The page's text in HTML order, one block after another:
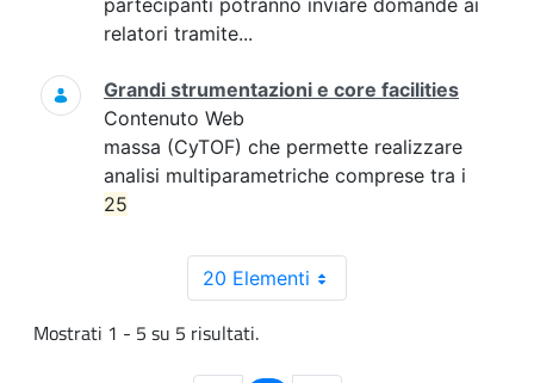
partecipanti potranno inviare domande ai
relatori tramite...
Grandi strumentazioni e core facilities
Contenuto Web
massa (CyTOF) che permette realizzare
analisi multiparametriche comprese tra i
25
20 Elementi
Mostrati 1 - 5 su 5 risultati.